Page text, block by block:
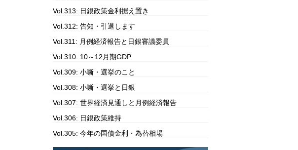
Vol.313: 日銀政策金利据え置き
Vol.312: 告知・引退します
Vol.311: 月例経済報告と日銀審議委員
Vol.310: 10～12月期GDP
Vol.309: 小噺・選挙のこと
Vol.308: 小噺・選挙と日銀
Vol.307: 世界経済見通しと月例経済報告
Vol.306: 日銀政策維持
Vol.305: 今年の国債金利・為替相場